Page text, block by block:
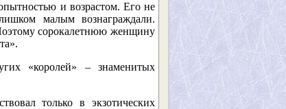
и возрастом. Его не
малым вознаграждали.
сорокалетнюю женщину
«королей» – знаменитых
только в экзотических